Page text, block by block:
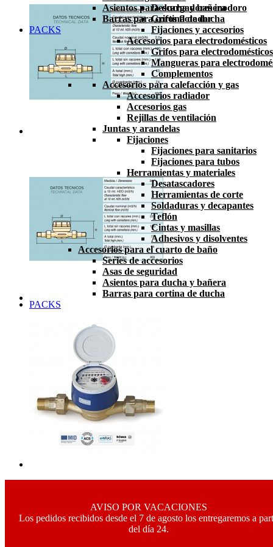
Descargadores inodoro
Grifos flotador
Fijaciones y accesorios
Accesorios para electrodomésticos
Grifos para electrodomésticos
Mangueras para
Complementos
Accesorios para calefacción y gas
Accesorios radiador
Accesorios gas
Rejillas de ventilación
Juntas y arandelas
Fijaciones
Fijaciones para sanitarios
Fijaciones para tubos
Herramientas y materiales
Desatascadores
Herramientas de corte
Soldaduras y decapantes
Teflón
Cintas y masillas
Adhesivos y disolventes
Accesorios para el cuarto de baño
Series de accesorios
Asas de seguridad
Asientos para ducha y bañera
Barras para cortina de ducha
PACKS
Asientos para ducha y bañera
Barras para cortina de ducha
PACKS
AVISO POR VACACIONES
Los pedidos recibidos desde el 7 de agosto los entregaremos a
del día 24.